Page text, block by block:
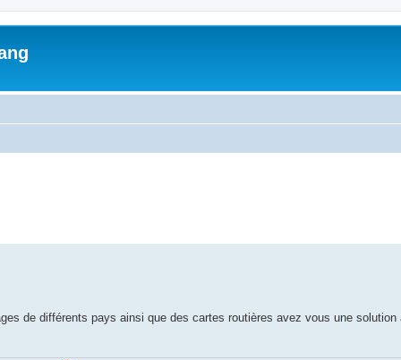
de différents pays ainsi que des cartes routières avez vous une solution